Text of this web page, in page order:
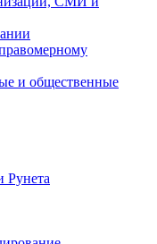
и общественные
Рунета